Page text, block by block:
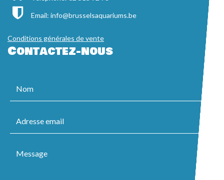
Email: info@brusselsaquariums.be
Conditions générales de vente
Contactez-nous